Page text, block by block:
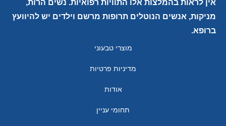
אין לראות בהמלצות אלו התוויות רפואיות. נשים הרות,
מניקות, אנשים הנוטלים תרופות מרשם וילדים יש להיוועץ
ברופא.
מוצרי טבעוני
מדיניות פרטיות
אודות
תחומי עניין